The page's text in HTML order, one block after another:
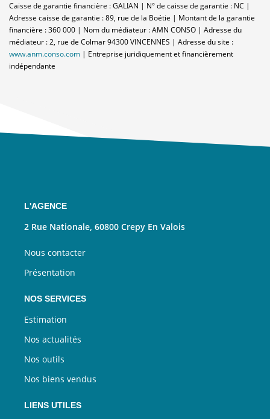
Caisse de garantie financière : GALIAN | N° de caisse de garantie : NC |
Adresse caisse de garantie : 89, rue de la Boétie | Montant de la garantie
financière : 360 000 | Nom du médiateur : AMN CONSO | Adresse du
médiateur : 2, rue de Colmar 94300 VINCENNES | Adresse du site :
www.anm.conso.com | Entreprise juridiquement et financièrement
indépendante
L'AGENCE
2 Rue Nationale, 60800 Crepy En Valois
Nous contacter
Présentation
NOS SERVICES
Estimation
Nos actualités
Nos outils
Nos biens vendus
LIENS UTILES